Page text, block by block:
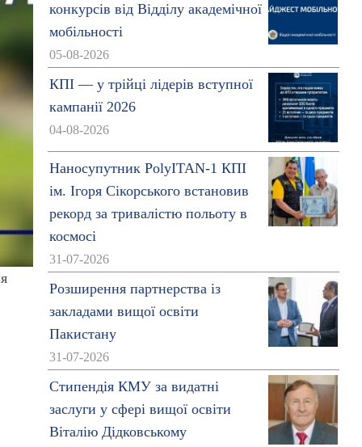
конкурсів від Відділу академічної
мобільності
05-08-2026
КПІ — у трійці лідерів вступної
кампанії 2026
04-08-2026
Наносупутник PolyITAN-1 КПІ
ім. Ігоря Сікорського встановив
рекорд за тривалістю польоту в
космосі
31-07-2026
Розширення партнерства із
закладами вищої освіти
Пакистану
31-07-2026
Стипендія КМУ за видатні
заслуги у сфері вищої освіти
Віталію Дідковському